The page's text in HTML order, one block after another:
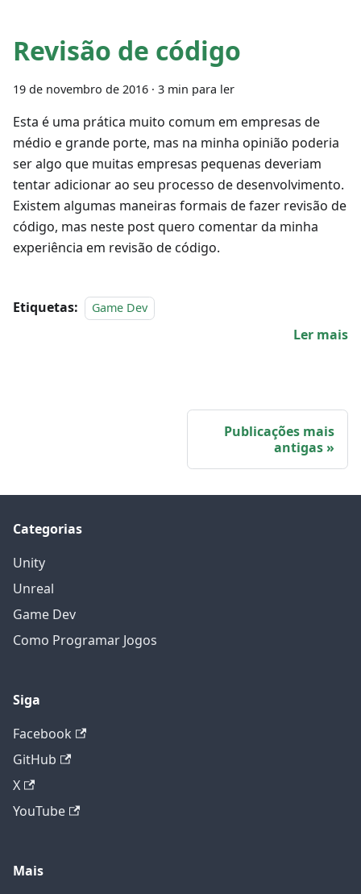
Revisão de código
19 de novembro de 2016 · 3 min para ler
Esta é uma prática muito comum em empresas de
médio e grande porte, mas na minha opinião poderia
ser algo que muitas empresas pequenas deveriam
tentar adicionar ao seu processo de desenvolvimento.
Existem algumas maneiras formais de fazer revisão de
código, mas neste post quero comentar da minha
experiência em revisão de código.
Etiquetas: Game Dev
Ler mais
Publicações mais
antigas
Categorias
Unity
Unreal
Game Dev
Como Programar Jogos
Siga
Facebook
GitHub
X
YouTube
Mais